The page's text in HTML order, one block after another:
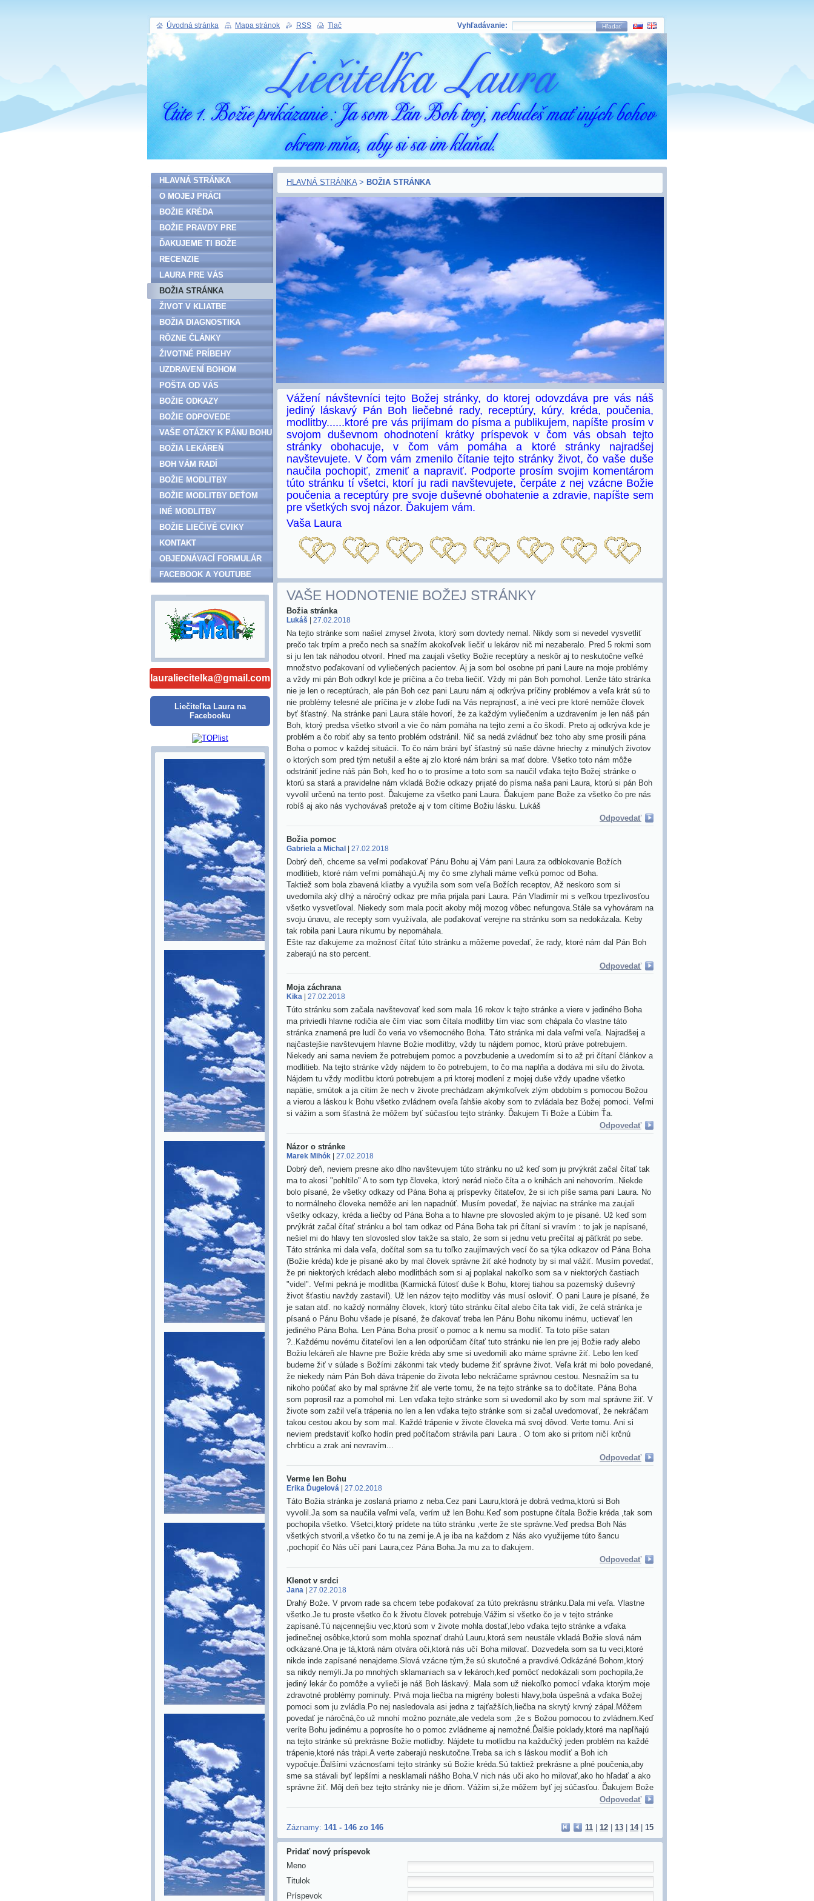
HLAVNÁ STRÁNKA > BOŽIA STRÁNKA
Vážení návštevníci tejto Božej stránky, do ktorej odovzdáva pre vás náš
jediný láskavý Pán Boh liečebné rady, receptúry, kúry, kréda, poučenia,
modlitby......ktoré pre vás prijímam do písma a publikujem, napíšte prosím v
svojom duševnom ohodnotení krátky príspevok v čom vás obsah tejto
stránky obohacuje, v čom vám pomáha a ktoré stránky najradšej
navštevujete. V čom vám zmenilo čítanie tejto stránky život, čo vaše duše
naučila pochopiť, zmeniť a napraviť. Podporte prosím svojim komentárom
túto stránku tí všetci, ktorí ju radi navštevujete, čerpáte z nej vzácne Božie
poučenia a receptúry pre svoje duševné obohatenie a zdravie, napíšte sem
pre všetkých svoj názor. Ďakujem vám.
Vaša Laura
VAŠE HODNOTENIE BOŽEJ STRÁNKY
Božia stránka
Lukáš 27.02.2018
Na tejto stránke som našiel zmysel života, ktorý som dovtedy nemal. Nikdy som si nevedel vysvetliť
prečo tak trpím a prečo nech sa snažím akokoľvek liečiť u lekárov nič mi nezaberalo. Pred 5 rokmi som
si ju len tak náhodou otvoril. Hneď ma zaujali všetky Božie receptúry a neskôr aj to neskutočne veľké
množstvo poďakovaní od vyliečených pacientov. Aj ja som bol osobne pri pani Laure na moje problémy
a vždy mi pán Boh odkryl kde je príčina a čo treba liečiť. Vždy mi pán Boh pomohol. Lenže táto stránka
nie je len o receptúrach, ale pán Boh cez pani Lauru nám aj odkrýva príčiny problémov a veľa krát sú to
nie problémy telesné ale príčina je v zlobe ľudí na Vás neprajnosť, a iné veci pre ktoré nemôže človek
byť šťastný. Na stránke pani Laura stále hovorí, že za každým vyliečením a uzdravením je len náš pán
Boh, ktorý predsa všetko stvoril a vie čo nám pomáha na tejto zemi a čo škodí. Preto aj odkrýva kde je
problém a čo robiť aby sa tento problém odstránil. Nič sa nedá zvládnuť bez toho aby sme prosili pána
Boha o pomoc v každej situácii. To čo nám bráni byť šťastný sú naše dávne hriechy z minulých životov
o ktorých som pred tým netušil a ešte aj zlo ktoré nám bráni sa mať dobre. Všetko toto nám môže
odstrániť jedine náš pán Boh, keď ho o to prosíme a toto som sa naučil vďaka tejto Božej stránke o
ktorú sa stará a pravidelne nám vkladá Božie odkazy prijaté do písma naša pani Laura, ktorú si pán Boh
vyvolil určenú na tento post. Ďakujeme za všetko pani Laura. Ďakujem pane Bože za všetko čo pre nás
robíš aj ako nás vychovávaš pretože aj v tom cítime Božiu lásku. Lukáš
Odpovedať
Božia pomoc
Gabriela a Michal 27.02.2018
Dobrý deň, chceme sa veľmi poďakovať Pánu Bohu aj Vám pani Laura za odblokovanie Božích
modlitieb, ktoré nám veľmi pomáhajú.Aj my čo sme zlyhali máme veľkú pomoc od Boha.
Taktiež som bola zbavená kliatby a využila som som veľa Božích receptov, Až neskoro som si
uvedomila aký dlhý a náročný odkaz pre mňa prijala pani Laura. Pán Vladimír mi s veľkou trpezlivosťou
všetko vysvetľoval. Niekedy som mala pocit akoby môj mozog vôbec nefungova.Stále sa vyhováram na
svoju únavu, ale recepty som využívala, ale poďakovať verejne na stránku som sa nedokázala. Keby
tak robila pani Laura nikumu by nepomáhala.
Ešte raz ďakujeme za možnosť čítať túto stránku a môžeme povedať, že rady, ktoré nám dal Pán Boh
zaberajú na sto percent.
Odpovedať
Moja záchrana
Kika 27.02.2018
Túto stránku som začala navštevovať ked som mala 16 rokov k tejto stránke a viere v jediného Boha
ma priviedli hlavne rodičia ale čím viac som čítala modlitby tím viac som chápala čo vlastne táto
stránka znamená pre ludí čo veria vo všemocného Boha. Táto stránka mi dala veľmi veľa. Najradšej a
najčastejšie navštevujem hlavne Božie modlitby, vždy tu nájdem pomoc, ktorú práve potrebujem.
Niekedy ani sama neviem že potrebujem pomoc a povzbudenie a uvedomím si to až pri čítaní článkov a
modlitieb. Na tejto stránke vždy nájdem to čo potrebujem, to čo ma naplňa a dodáva mi silu do života.
Nájdem tu vždy modlitbu ktorú potrebujem a pri ktorej modlení z mojej duše vždy upadne všetko
napätie, smútok a ja cítim že nech v živote prechádzam akýmkoľvek zlým obdobím s pomocou Božou
a vierou a láskou k Bohu všetko zvládnem oveľa ľahšie akoby som to zvládala bez Božej pomoci. Veľmi
si vážim a som šťastná že môžem byť súčasťou tejto stránky. Ďakujem Ti Bože a Ľúbim Ťa.
Odpovedať
Názor o stránke
Marek Mihók 27.02.2018
Dobrý deň, neviem presne ako dlho navštevujem túto stránku no už keď som ju prvýkrát začal čítať tak
ma to akosi "pohltilo" A to som typ človeka, ktorý nerád niečo číta a o knihách ani nehovorím..Niekde
bolo písané, že všetky odkazy od Pána Boha aj príspevky čitateľov, že si ich píše sama pani Laura. No
to normálneho človeka nemôže ani len napadnúť. Musím povedať, že najviac na stránke ma zaujali
všetky odkazy, kréda a liečby od Pána Boha a to hlavne pre slovosled akým to je písané. Už keď som
prvýkrát začal čítať stránku a bol tam odkaz od Pána Boha tak pri čítaní si vravím : to jak je napísané,
nešiel mi do hlavy ten slovosled slov takže sa stalo, že som si jednu vetu prečítal aj päťkrát po sebe.
Táto stránka mi dala veľa, dočítal som sa tu toľko zaujímavých vecí čo sa týka odkazov od Pána Boha
(Božie kréda) kde je písané ako by mal človek správne žiť aké hodnoty by si mal vážiť. Musím povedať,
že pri niektorých krédach alebo modlitbách som si aj poplakal nakoľko som sa v niektorých častiach
"videl". Veľmi pekná je modlitba (Karmická ľútosť duše k Bohu, ktorej tiahou sa pozemský duševný
život šťastiu navždy zastavil). Už len názov tejto modlitby vás musí osloviť. O pani Laure je písané, že
je satan atď. no každý normálny človek, ktorý túto stránku čítal alebo číta tak vidí, že celá stránka je
písaná o Pánu Bohu všade je písané, že ďakovať treba len Pánu Bohu nikomu inému, uctievať len
jediného Pána Boha. Len Pána Boha prosiť o pomoc a k nemu sa modliť. Ta toto píše satan
?..Každému novému čitateľovi len a len odporúčam čítať tuto stránku nie len pre jej Božie rady alebo
Božiu lekáreň ale hlavne pre Božie kréda aby sme si uvedomili ako máme správne žiť. Lebo len keď
budeme žiť v súlade s Božími zákonmi tak vtedy budeme žiť správne život. Veľa krát mi bolo povedané,
že niekedy nám Pán Boh dáva trápenie do života lebo nekráčame správnou cestou. Nesnažím sa tu
nikoho poúčať ako by mal správne žiť ale verte tomu, že na tejto stránke sa to dočítate. Pána Boha
som poprosil raz a pomohol mi. Len vďaka tejto stránke som si uvedomil ako by som mal správne žiť. V
živote som zažil veľa trápenia no len a len vďaka tejto stránke som si začal uvedomovať, že nekráčam
takou cestou akou by som mal. Každé trápenie v živote človeka má svoj dôvod. Verte tomu. Ani si
neviem predstaviť koľko hodín pred počítačom strávila pani Laura . O tom ako si pritom ničí krčnú
chrbticu a zrak ani nevravím...
Odpovedať
Verme len Bohu
Erika Ďugelová 27.02.2018
Táto Božia stránka je zoslaná priamo z neba.Cez pani Lauru,ktorá je dobrá vedma,ktorú si Boh
vyvolil.Ja som sa naučila veľmi veľa, verím už len Bohu.Keď som postupne čítala Božie kréda ,tak som
pochopila všetko. Všetci,ktorý prídete na túto stránku ,verte že ste správne.Veď predsa Boh Nás
všetkých stvoril,a všetko čo tu na zemi je.A je iba na každom z Nás ako využijeme túto šancu
,pochopiť čo Nás učí pani Laura,cez Pána Boha.Ja mu za to ďakujem.
Odpovedať
Klenot v srdci
Jana 27.02.2018
Drahý Bože. V prvom rade sa chcem tebe poďakovať za túto prekrásnu stránku.Dala mi veľa. Vlastne
všetko.Je tu proste všetko čo k životu človek potrebuje.Vážim si všetko čo je v tejto stránke
zapísané.Tú najcennejšiu vec,ktorú som v živote mohla dostať,lebo vďaka tejto stránke a vďaka
jedinečnej osôbke,ktorú som mohla spoznať drahú Lauru,ktorá sem neustále vkladá Božie slová nám
odkázané.Ona je tá,ktorá nám otvára oči,ktorá nás učí Boha milovať. Dozvedela som sa tu veci,ktoré
nikde inde zapísané nenajdeme.Slová vzácne tým,že sú skutočné a pravdivé.Odkázáné Bohom,ktorý
sa nikdy nemýli.Ja po mnohých sklamaniach sa v lekároch,keď pomôcť nedokázali som pochopila,že
jediný lekár čo pomôže a vylieči je náš Boh láskavý. Mala som už niekoľko pomocí vďaka ktorým moje
zdravotné problémy pominuly. Prvá moja liečba na migrény bolesti hlavy,bola úspešná a vďaka Božej
pomoci som ju zvládla.Po nej nasledovala asi jedna z tajťažších,liečba na skrytý krvný zápal.Môžem
povedať je náročná,čo už mnohí možno poznáte,ale vedela som ,že s Božou pomocou to zvládnem.Keď
veríte Bohu jedinému a poprosíte ho o pomoc zvládneme aj nemožné.Ďalšie poklady,ktoré ma napľňajú
na tejto stránke sú prekrásne Božie motlidby. Nájdete tu motlidbu na každučký jeden problém na každé
trápenie,ktoré nás tràpi.A verte zaberajú neskutočne.Treba sa ich s láskou modliť a Boh ich
vypočuje.Ďalšími vzácnosťami tejto stránky sú Božie kréda.Sú taktiež prekrásne a plné poučenia,aby
sme sa stávali byť lepšími a nesklamali nášho Boha.V nich nás uči ako ho milovať,ako ho hľadať a ako
správne žiť. Môj deň bez tejto stránky nie je dňom. Vážim si,že môžem byť jej súčasťou. Ďakujem Bože
Odpovedať
Záznamy: 141 - 146 zo 146 11 12 13 14 15
Pridať nový príspevok
Meno
Titulok
Príspevok
HLAVNÁ STRÁNKA
O MOJEJ PRÁCI
BOŽIE KRÉDA
BOŽIE PRAVDY PRE
ĽUDSTVO
ĎAKUJEME TI BOŽE
RECENZIE
LAURA PRE VÁS
BOŽIA STRÁNKA
ŽIVOT V KLIATBE
BOŽIA DIAGNOSTIKA
RÔZNE ČLÁNKY
ŽIVOTNÉ PRÍBEHY
UZDRAVENÍ BOHOM
POŠTA OD VÁS
BOŽIE ODKAZY
BOŽIE ODPOVEDE
VAŠE OTÁZKY K PÁNU BOHU
BOŽIA LEKÁREŇ
BOH VÁM RADÍ
BOŽIE MODLITBY
BOŽIE MODLITBY DEŤOM
INÉ MODLITBY
BOŽIE LIEČIVÉ CVIKY
KONTAKT
OBJEDNÁVACÍ FORMULÁR
FACEBOOK A YOUTUBE
lauraliecitelka@gmail.com
Liečiteľka Laura na
Facebooku
Úvodná stránka Mapa stránok RSS Tlač Vyhľadávanie: Hľadať